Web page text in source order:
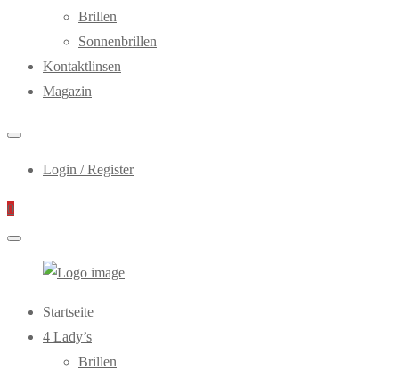
Brillen
Sonnenbrillen
Kontaktlinsen
Magazin
Login / Register
0
Primary
Menu
Startseite
4 Lady’s
Brillen